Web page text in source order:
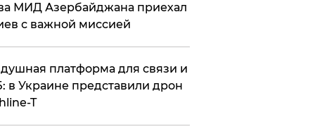
МИД Азербайджана приехал
с важной миссией
платформа для связи и
в Украине представили дрон
T